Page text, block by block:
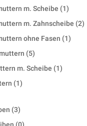
products
m. Scheibe 11
product
m. Zahnscheibe 22
ohne Fasen 11
55
products
m. Scheibe 11
11
33
products
0